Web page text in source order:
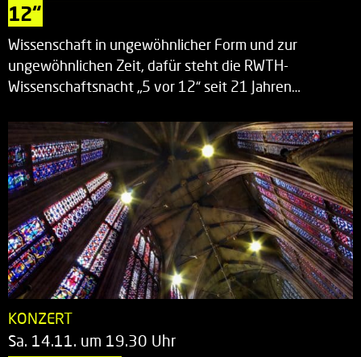
12“
Wissenschaft in ungewöhnlicher Form und zur
ungewöhnlichen Zeit, dafür steht die RWTH-
Wissenschaftsnacht „5 vor 12“ seit 21 Jahren…
KONZERT
Sa. 14.11. um 19.30 Uhr